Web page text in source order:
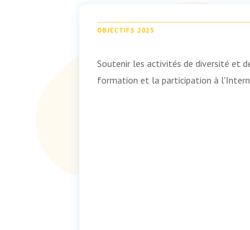
OBJECTIFS 2025
Soutenir les activités de diversité et
formation et la participation à